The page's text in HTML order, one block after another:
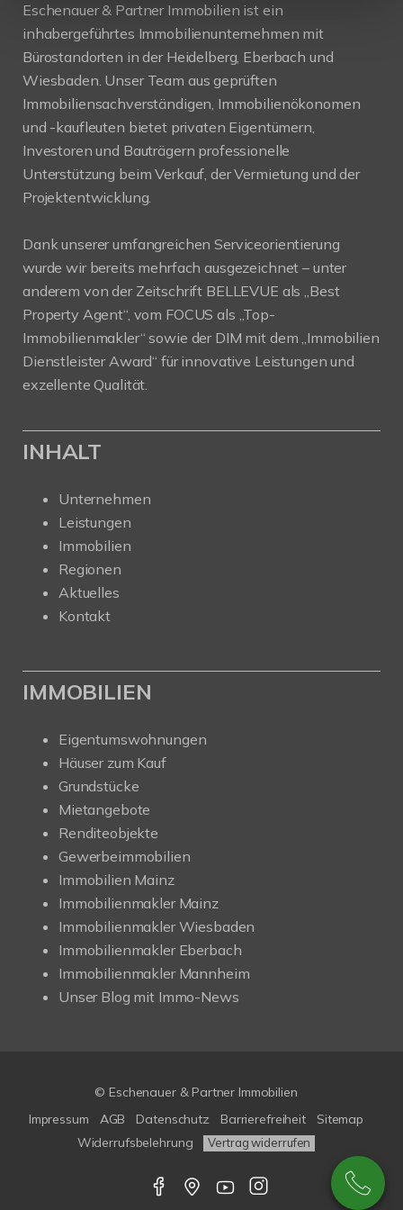
Eschenauer & Partner Immobilien ist ein
inhabergeführtes Immobilienunternehmen mit
Bürostandorten in der Heidelberg, Eberbach und
Wiesbaden. Unser Team aus geprüften
Immobiliensachverständigen, Immobilienökonomen
und -kaufleuten bietet privaten Eigentümern,
Investoren und Bauträgern professionelle
Unterstützung beim Verkauf, der Vermietung und der
Projektentwicklung.
Dank unserer umfangreichen Serviceorientierung
wurde wir bereits mehrfach ausgezeichnet – unter
anderem von der Zeitschrift BELLEVUE als „Best
Property Agent“, vom FOCUS als „Top-
Immobilienmakler“ sowie der DIM mit dem „Immobilien
Dienstleister Award“ für innovative Leistungen und
exzellente Qualität.
INHALT
Unternehmen
Leistungen
Immobilien
Regionen
Aktuelles
Kontakt
IMMOBILIEN
Eigentumswohnungen
Häuser zum Kauf
Grundstücke
Mietangebote
Renditeobjekte
Gewerbeimmobilien
Immobilien Mainz
Immobilienmakler Mainz
Immobilienmakler Wiesbaden
Immobilienmakler Eberbach
Immobilienmakler Mannheim
Unser Blog mit Immo-News
© Eschenauer & Partner Immobilien
Impressum
AGB Datenschutz Barrierefreiheit
Sitemap
Widerrufsbelehrung
Vertrag widerrufen